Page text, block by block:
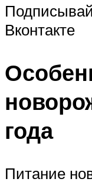
Вконтакте
года
Питание